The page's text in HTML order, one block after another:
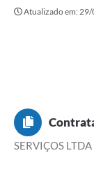
Atualizado em:
SERVIÇOS LTDA